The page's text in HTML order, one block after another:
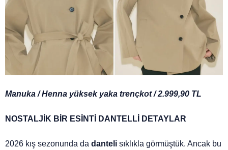
Manuka / Henna yüksek yaka trençkot / 2.999,90 TL
NOSTALJİK BİR ESİNTİ DANTELLİ DETAYLAR
2026 kış sezonunda dadantelisıklıkla görmüştük. Ancak bu